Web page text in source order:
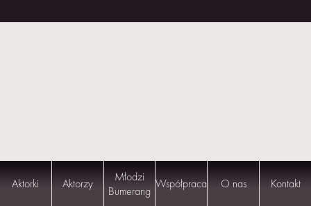
Aktorki Aktorzy
Młodzi
Bumerang Współpraca O nas Kontakt